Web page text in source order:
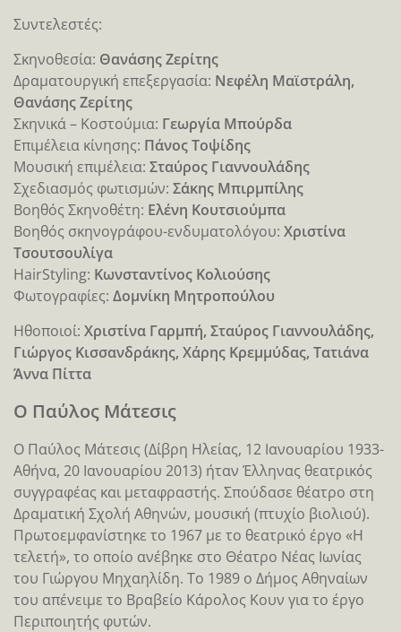
Συντελεστές:
Σκηνοθεσία: Θανάσης Ζερίτης
Δραματουργική επεξεργασία: Νεφέλη Μαϊστράλη,
Θανάσης Ζερίτης
Σκηνικά – Κοστούμια: Γεωργία Μπούρδα
Επιμέλεια κίνησης: Πάνος Τοψίδης
Μουσική επιμέλεια: Σταύρος Γιαννουλάδης
Σχεδιασμός φωτισμών: Σάκης Μπιρμπίλης
Βοηθός Σκηνοθέτη: Ελένη Κουτσιούμπα
Βοηθός σκηνογράφου-ενδυματολόγου: Χριστίνα
Τσουτσουλίγα
HairStyling: Κωνσταντίνος Κολιούσης
Φωτογραφίες: Δομνίκη Μητροπούλου
Ηθοποιοί: Χριστίνα Γαρμπή, Σταύρος Γιαννουλάδης,
Γιώργος Κισσανδράκης, Χάρης Κρεμμύδας, Τατιάνα
Άννα Πίττα
Ο Παύλος Μάτεσις
Ο Παύλος Μάτεσις (Δίβρη Ηλείας, 12 Ιανουαρίου 1933-
Αθήνα, 20 Ιανουαρίου 2013) ήταν Έλληνας θεατρικός
συγγραφέας και μεταφραστής. Σπούδασε θέατρο στη
Δραματική Σχολή Αθηνών, μουσική (πτυχίο βιολιού).
Πρωτοεμφανίστηκε το 1967 με το θεατρικό έργο «Η
τελετή», το οποίο ανέβηκε στο Θέατρο Νέας Ιωνίας
του Γιώργου Μηχαηλίδη. Το 1989 ο Δήμος Αθηναίων
του απένειμε το Βραβείο Κάρολος Κουν για το έργο
Περιποιητής φυτών.